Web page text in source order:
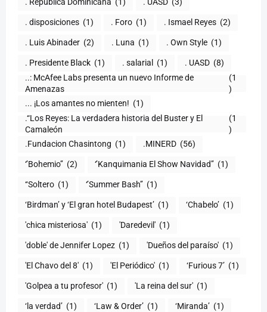
. República Dominicana (1) . UASD (3)
. disposiciones (1) . Foro (1) . Ismael Reyes (2)
. Luis Abinader (2) . Luna (1) . Own Style (1)
. Presidente Black (1) . salarial (1) . UASD (8)
..: McAfee Labs presenta un nuevo Informe de
(1
)
... ¡Los amantes no mienten! (1)
.“Los Reyes: La verdadera historia del Buster y El
Camaleón
(1
)
.Fundacion Chasintong (1) .MINERD (56)
‘’Bohemio’’ (2) ‘’Kanquimania El Show Navidad’’ (1)
‘‘Soltero (1) ‘’Summer Bash’’ (1)
‘Birdman’ y ‘El gran hotel Budapest’ (1) ‘Chabelo’ (1)
'chica misteriosa' (1) 'Daredevil' (1)
'doble' de Jennifer Lopez (1) 'Dueños del paraíso' (1)
'El Chavo del 8' (1) 'El Periódico' (1) ‘Furious 7’ (1)
'Golpea a tu profesor' (1) 'La reina del sur' (1)
‘la verdad’ (1) ‘Law & Order’ (1) ‘Miranda’ (1)